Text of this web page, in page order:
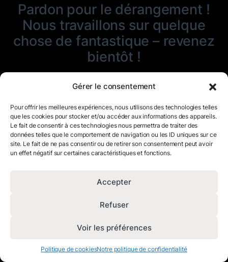
Gérer le consentement
Pour offrir les meilleures expériences, nous utilisons des technologies telles
que les cookies pour stocker et/ou accéder aux informations des appareils.
Le fait de consentir à ces technologies nous permettra de traiter des
données telles que le comportement de navigation ou les ID uniques sur ce
site. Le fait de ne pas consentir ou de retirer son consentement peut avoir
un effet négatif sur certaines caractéristiques et fonctions.
Accepter
Refuser
Voir les préférences
Politique de cookiesNotre politique de confidentialité
Pardon pour le dérangement !
Nous travaillons sur quelque
chose de fantastique – revenez
bientôt !